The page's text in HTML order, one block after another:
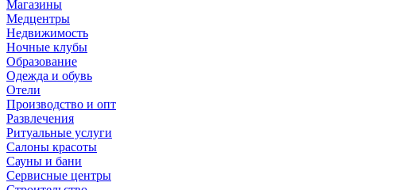
Магазины
Медцентры
Недвижимость
Ночные клубы
Образование
Одежда и обувь
Отели
Производство и опт
Развлечения
Ритуальные услуги
Салоны красоты
Сауны и бани
Сервисные центры